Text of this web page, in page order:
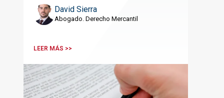
distribución y franquicia
David Sierra
Abogado. Derecho Mercantil
LEER MÁS >>